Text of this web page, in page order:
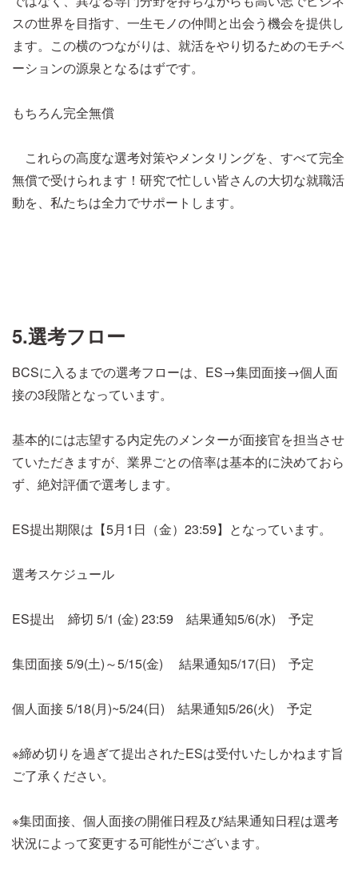
スの世界を目指す、一生モノの仲間と出会う機会を提供し
ます。この横のつながりは、就活をやり切るためのモチベ
ーションの源泉となるはずです。
もちろん完全無償
これらの高度な選考対策やメンタリングを、すべて完全
無償で受けられます！研究で忙しい皆さんの大切な就職活
動を、私たちは全力でサポートします。
5.選考フロー
BCSに入るまでの選考フローは、ES→集団面接→個人面
接の3段階となっています。
基本的には志望する内定先のメンターが面接官を担当させ
ていただきますが、業界ごとの倍率は基本的に決めておら
ず、絶対評価で選考します。
ES提出期限は【5月1日（金）23:59】となっています。
選考スケジュール
ES提出 締切 5/1 (金) 23:59 結果通知5/6(水) 予定
集団面接 5/9(土)～5/15(金) 結果通知5/17(日) 予定
個人面接 5/18(月)~5/24(日) 結果通知5/26(火) 予定
※締め切りを過ぎて提出されたESは受付いたしかねます旨
ご了承ください。
※集団面接、個人面接の開催日程及び結果通知日程は選考
状況によって変更する可能性がございます。